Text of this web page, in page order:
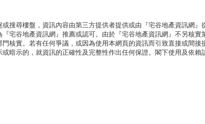
搜尋樓盤，資訊內容由第三方提供者提供或由『宅谷地產資訊網
宅谷地產資訊網』推薦或認可。由於『宅谷地產資訊網』不另核
核實。若有任何爭議，或因為使用本網頁的資訊而引致直接或間
暗示的，就資訊的正確性及完整性作出任何保證。閣下使用及依